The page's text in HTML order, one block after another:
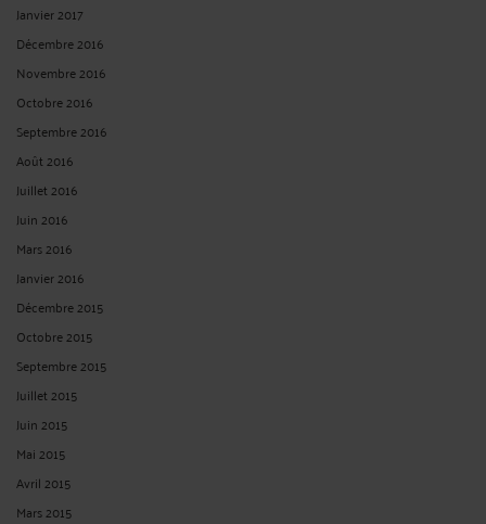
Janvier 2017
Décembre 2016
Novembre 2016
Octobre 2016
Septembre 2016
Août 2016
Juillet 2016
Juin 2016
Mars 2016
Janvier 2016
Décembre 2015
Octobre 2015
Septembre 2015
Juillet 2015
Juin 2015
Mai 2015
Avril 2015
Mars 2015